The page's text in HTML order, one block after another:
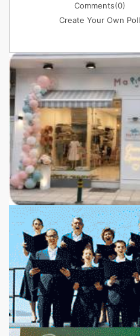
Comments(0)
Create Your Own Poll